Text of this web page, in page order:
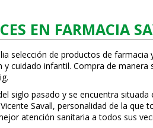
EN FARMACIA
selección de productos de
cuidado infantil. Compra de
siglo pasado y se encuentra
Savall, personalidad de la
atención sanitaria a todos sus